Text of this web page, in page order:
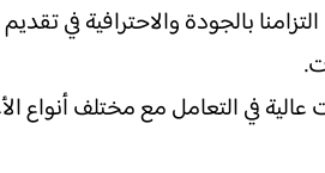
بالجودة والاحترافية في
في التعامل مع مختلف أنواع